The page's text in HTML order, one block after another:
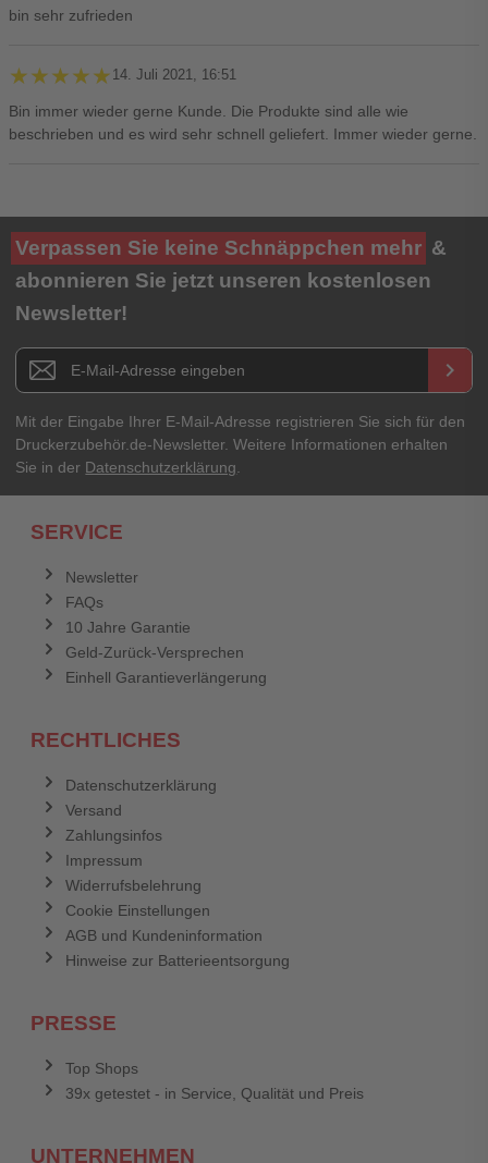
bin sehr zufrieden
★★★★★
★★★★★ 14. Juli 2021, 16:51
Bin immer wieder gerne Kunde. Die Produkte sind alle wie
beschrieben und es wird sehr schnell geliefert. Immer wieder gerne.
Ihre Bewertung**
★★★★★
Titel**
E-Mail-Adresse
Ihr Passwort
Verpassen Sie keine Schnäppchen mehr &
abonnieren Sie jetzt unseren kostenlosen
Newsletter!
Newsletter E-Mail Adresse keyboard_arrow_right
Mit der Eingabe Ihrer E-Mail-Adresse registrieren Sie sich für den
Druckerzubehör.de-Newsletter. Weitere Informationen erhalten
Sie in der Datenschutzerklärung
SERVICE
Newsletter
FAQs
10 Jahre Garantie
Geld-Zurück-Versprechen
Einhell Garantieverlängerung
RECHTLICHES
Datenschutzerklärung
Versand
Zahlungsinfos
Impressum
Widerrufsbelehrung
Cookie Einstellungen
AGB und Kundeninformation
Hinweise zur Batterieentsorgung
PRESSE
Top Shops
39x getestet - in Service, Qualität und Preis
UNTERNEHMEN